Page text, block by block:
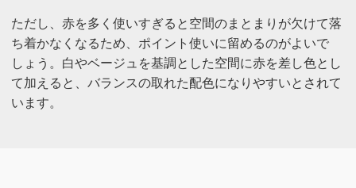
ただし、赤を多く使いすぎると空間のまとまりが欠けて落
ち着かなくなるため、ポイント使いに留めるのがよいで
しょう。白やベージュを基調とした空間に赤を差し色とし
て加えると、バランスの取れた配色になりやすいとされて
います。